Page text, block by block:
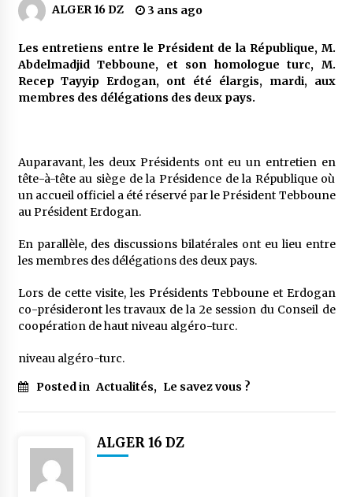
officiels sur les réseaux sociaux
1 semaine ago
Droit de change : Le CPA lance une carte VISA
En service à partir du 1er août prochain :
Lancement de la plateforme numérique dédiée
à l’importation
1 semaine ago
Affaires religieuses : Ouverture des
candidatures au concours du Prix national du
2 semaines ago
Droit à l’affiliation au régime national de
retraite : Coup d’envoi d’une campagne de
nationale à l’étranger
2 semaines ago
Lancement d’une campagne nationale de
2 semaines ago
ALGER 16 DZ 3 ans ago
Les entretiens entre le Président de la République, M.
Abdelmadjid Tebboune, et son homologue turc, M.
Recep Tayyip Erdogan, ont été élargis, mardi, aux
membres des délégations des deux pays.
Auparavant, les deux Présidents ont eu un entretien en
tête-à-tête au siège de la Présidence de la République où
un accueil officiel a été réservé par le Président Tebboune
au Président Erdogan.
En parallèle, des discussions bilatérales ont eu lieu entre
les membres des délégations des deux pays.
Lors de cette visite, les Présidents Tebboune et Erdogan
co-présideront les travaux de la 2e session du Conseil de
coopération de haut niveau algéro-turc.
niveau algéro-turc.
Posted in Actualités, Le savez vous ?
ALGER 16 DZ